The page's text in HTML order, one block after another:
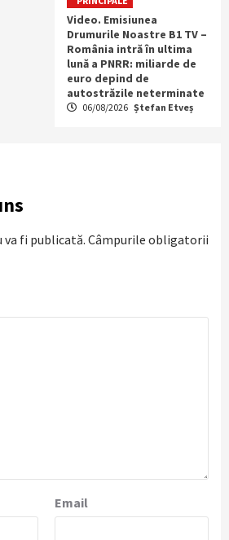
Video. Emisiunea
Drumurile Noastre B1 TV –
România intră în ultima
lună a PNRR: miliarde de
euro depind de
autostrăzile neterminate
06/08/2026 Ștefan Etveș
va fi publicată. Câmpurile obligatorii
Email